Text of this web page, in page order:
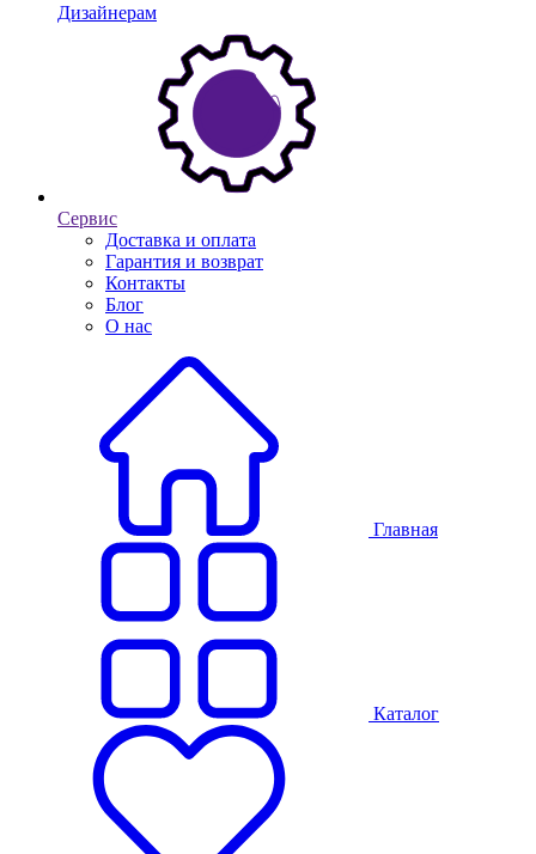
Дизайнерам
Сервис
Доставка и оплата
Гарантия и возврат
Контакты
Блог
О нас
Главная
Каталог